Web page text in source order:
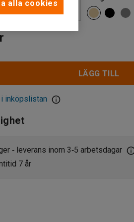
LÄGG TILL
inköpslistan
‑ leverans inom 3‑5 arbetsdagar
7 år
alla cookies